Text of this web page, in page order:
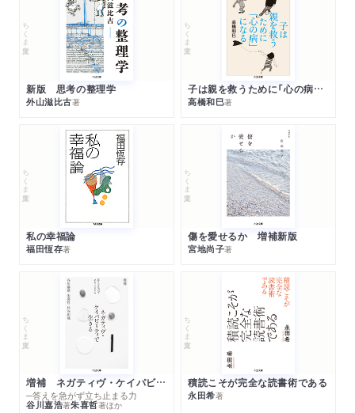
ちくま文庫
新版 思考の整理学
外山滋比古著
ちくま文庫
子は親を救うために「心の病」になる
高橋和巳著
ちくま文庫
私の幸福論
福田恆存著
ちくま文庫
傷を愛せるか 増補新版
宮地尚子著
ちくま文庫
増補 ネガティヴ・ケイパビリティで生きる
─答えを急がず立ち止まる力
谷川嘉浩著朱喜哲著ほか
ちくま文庫
積読こそが完全な読書術である
永田希著